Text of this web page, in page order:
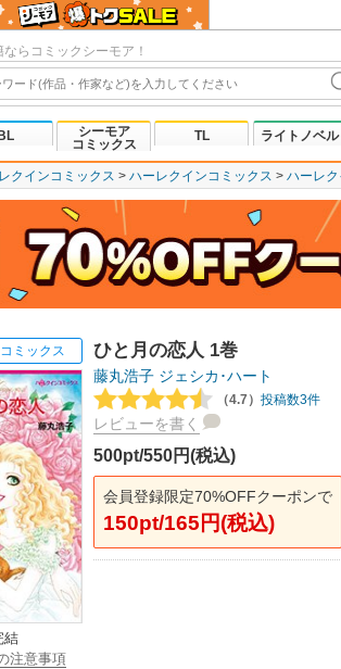
らコミックシーモア！
BL
シーモア
コミックス
TL ライトノベル
クインコミックス ハーレクインコミックス ハーレク
ミックス
結
注意事項
ひと月の恋人 1巻
藤丸浩子 ジェシカ･ハート
（4.7） 投稿数3件
レビューを書く
500pt/550円(税込)
会員登録限定70%OFFクーポンで
150pt/165円(税込)